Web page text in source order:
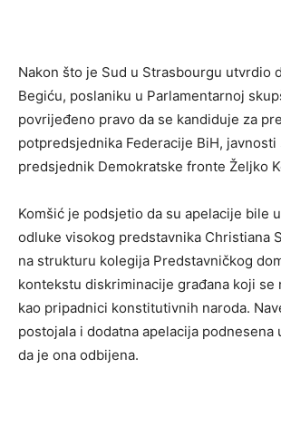
Nakon što je Sud u Strasbourgu utvrdio
Begiću, poslaniku u Parlamentarnoj
povrijeđeno pravo da se kandiduje za
potpredsjednika Federacije BiH, javnosti
predsjednik Demokratske fronte Željko
Komšić je podsjetio da su apelacije bile
odluke visokog predstavnika Christiana
na strukturu kolegija Predstavničkog
kontekstu diskriminacije građana koji se
kao pripadnici konstitutivnih naroda.
postojala i dodatna apelacija podnesena
da je ona odbijena.